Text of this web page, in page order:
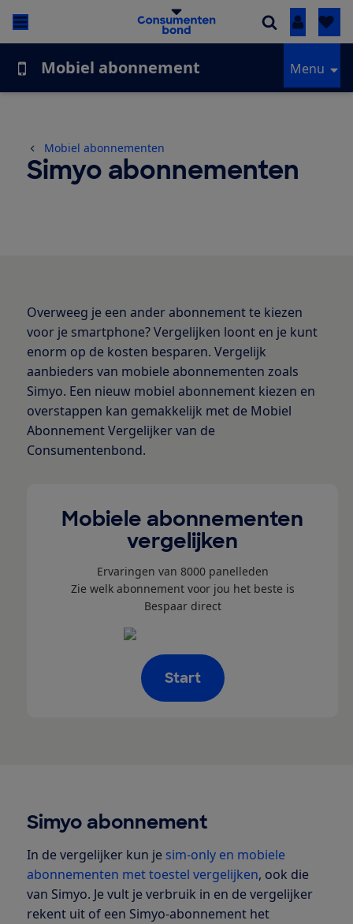
Inloggen
Mobiel abonnement Menu
Mobiel abonnementen
Simyo abonnementen
Overweeg je een ander abonnement te kiezen
voor je smartphone? Vergelijken loont en je kunt
enorm op de kosten besparen. Vergelijk
aanbieders van mobiele abonnementen zoals
Simyo. Een nieuw mobiel abonnement kiezen en
overstappen kan gemakkelijk met de Mobiel
Abonnement Vergelijker van de
Consumentenbond.
Mobiele abonnementen
vergelijken
Ervaringen van 8000 panelleden
Zie welk abonnement voor jou het beste is
Bespaar direct
Start
Simyo abonnement
In de vergelijker kun je sim-only en mobiele
abonnementen met toestel vergelijken, ook die
van Simyo. Je vult je verbruik in en de vergelijker
rekent uit of een Simyo-abonnement het